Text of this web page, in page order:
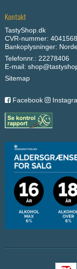
Kontakt
TastyShop.dk
CVR-nummer:
Bankoplysninger:
Telefonnr.: 22278406
E-mail:
Sitemap
Facebook